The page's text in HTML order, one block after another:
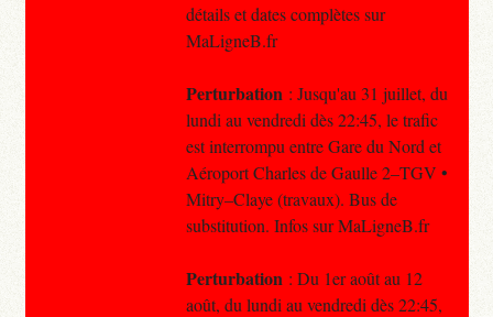
détails et dates complètes sur
MaLigneB.fr
Perturbation : Jusqu'au 31 juillet, du
lundi au vendredi dès 22:45, le trafic
est interrompu entre Gare du Nord et
Aéroport Charles de Gaulle 2–TGV •
Mitry–Claye (travaux). Bus de
substitution. Infos sur MaLigneB.fr
Perturbation : Du 1er août au 12
août, du lundi au vendredi dès 22:45,